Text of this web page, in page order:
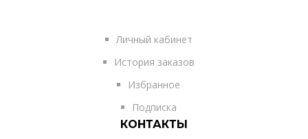
Личный кабинет
История заказов
Избранное
Подписка
КОНТАКТЫ